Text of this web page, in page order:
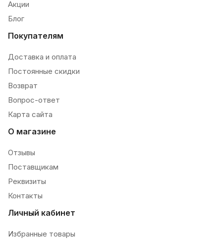
Акции
Блог
Покупателям
Доставка и оплата
Постоянные скидки
Возврат
Вопрос-ответ
Карта сайта
О магазине
Отзывы
Поставщикам
Реквизиты
Контакты
Личный кабинет
Избранные товары